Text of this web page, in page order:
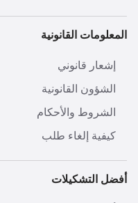
المعلومات القانونية
إشعار قانوني
الشؤون القانونية
الشروط والأحكام
كيفية إلغاء طلب
أفضل التشكيلات